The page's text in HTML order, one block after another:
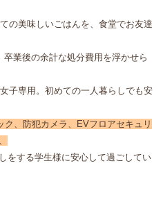
の美味しいごはんを、食堂でお友達
卒業後の余計な処分費用を浮かせら
子専用。初めての一人暮らしでも安
、防犯カメラ、EVフロアセキュリ
をする学生様に安心して過ごしてい